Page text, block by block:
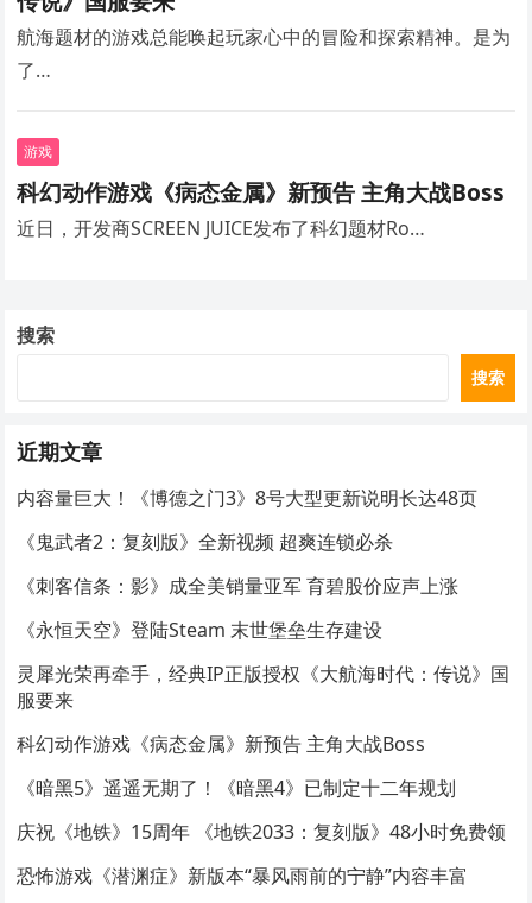
航海题材的游戏总能唤起玩家心中的冒险和探索精神。是为
了…
游戏
科幻动作游戏《病态金属》新预告 主角大战Boss
近日，开发商SCREEN JUICE发布了科幻题材Ro…
搜索
搜索
近期文章
内容量巨大！《博德之门3》8号大型更新说明长达48页
《鬼武者2：复刻版》全新视频 超爽连锁必杀
《刺客信条：影》成全美销量亚军 育碧股价应声上涨
《永恒天空》登陆Steam 末世堡垒生存建设
灵犀光荣再牵手，经典IP正版授权《大航海时代：传说》国
服要来
科幻动作游戏《病态金属》新预告 主角大战Boss
《暗黑5》遥遥无期了！《暗黑4》已制定十二年规划
庆祝《地铁》15周年 《地铁2033：复刻版》48小时免费领
恐怖游戏《潜渊症》新版本“暴风雨前的宁静”内容丰富